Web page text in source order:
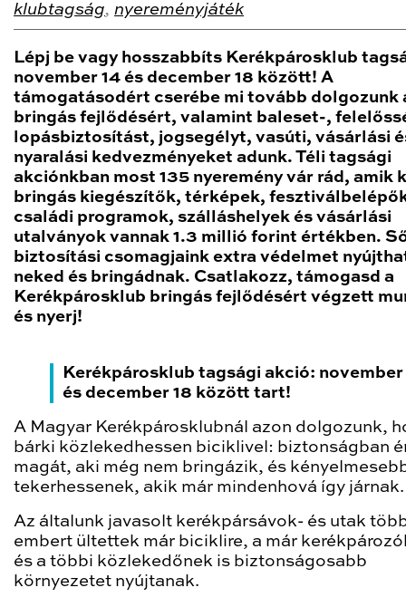
klubtagság, nyereményjáték
Lépj be vagy hosszabbíts Kerékpárosklub
november 14 és december 18 között! A
támogatásodért cserébe mi tovább dolgozunk
bringás fejlődésért, valamint baleset-,
lopásbiztosítást, jogsegélyt, vasúti, vásárlási
nyaralási kedvezményeket adunk. Téli tagsági
akciónkban most 135 nyeremény vár rád, amik
bringás kiegészítők, térképek,
családi programok, szálláshelyek és vásárlási
utalványok vannak 1.3 millió forint értékben.
biztosítási csomagjaink extra védelmet
neked és bringádnak. Csatlakozz, támogasd a
Kerékpárosklub bringás fejlődésért végzett
és nyerj!
Kerékpárosklub tagsági akció: november
és december 18 között tart!
A Magyar Kerékpárosklubnál azon dolgozunk,
bárki közlekedhessen biciklivel: biztonságban
magát, aki még nem bringázik, és
tekerhessenek, akik már mindenhová így járnak.
Az általunk javasolt kerékpársávok- és utak
embert ültettek már biciklire, a már
és a többi közlekedőnek is biztonságosabb
környezetet nyújtanak.